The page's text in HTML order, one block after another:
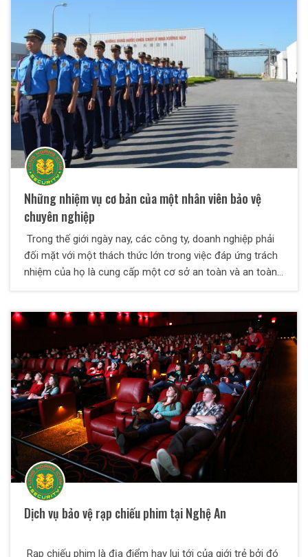
Chính vì vậy, sự ra đời của các đơn vị cung cấp dịch vụ
cầu bảo vệ tài sản, tính mạng, an ninh trật tự của nhiều
doanh nghiệp trong ngày nay.
Những nhiệm vụ cơ bản của một nhân viên bảo vệ
chuyên nghiệp
Trong thế giới ngày nay, các công ty, doanh nghiệp phải
đối mặt với một thách thức lớn trong việc đáp ứng trách
nhiệm của họ là cung cấp một cơ sở an toàn và an toàn
hoạt động tội phạm, bạo lực tại nơi làm việc, gián đoạn
kinh doanh, mất hoặc thiệt hại tài sản, tấn công khủng bố
hoặc tiếp xúc với trách nhiệm pháp lý. Các công ty thành
công đáp ứng thách thức này bằng cách thuê dịch vụ bảo
vệ doanh nghiệp chất lượng được cung cấp bởi Dịch vụ
bảo vệ Long Hoàng ICOM
Dịch vụ bảo vệ rạp chiếu phim tại Nghệ An
Rạp chiếu phim là địa điểm hay lui tới của giới trẻ bởi đó